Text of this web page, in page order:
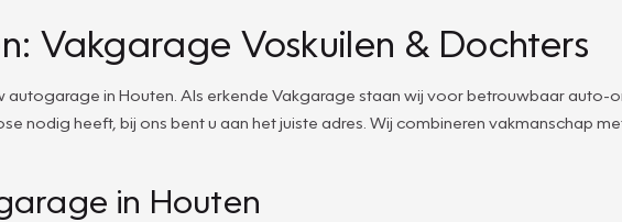
Vakgarage Voskuilen & Dochters
autogarage in Houten. Als erkende Vakgarage staan wij voor betrouwbaar auto-
nodig heeft, bij ons bent u aan het juiste adres. Wij combineren vakmanschap
in Houten